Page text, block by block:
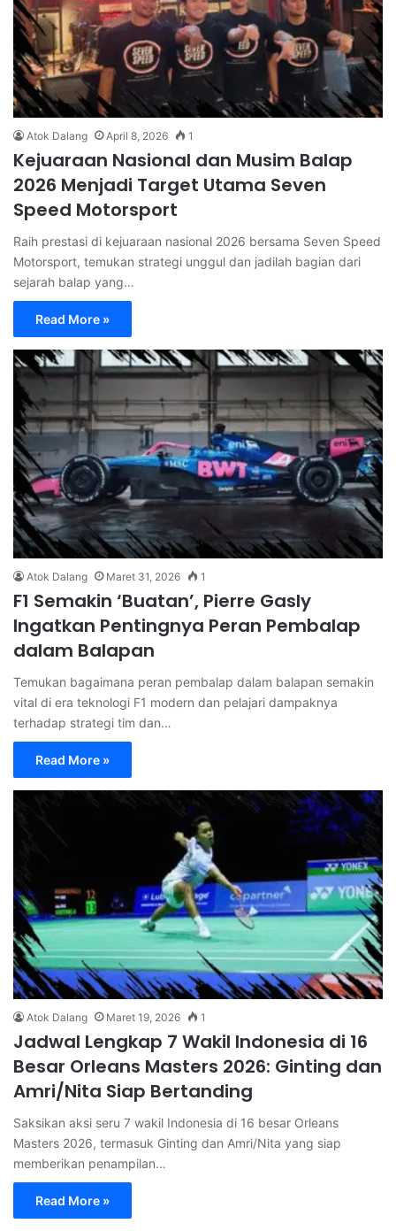
Atok Dalang April 8, 2026 1
Kejuaraan Nasional dan Musim Balap
2026 Menjadi Target Utama Seven
Speed Motorsport
Raih prestasi di kejuaraan nasional 2026 bersama Seven Speed
Motorsport, temukan strategi unggul dan jadilah bagian dari
sejarah balap yang…
Read More »
Atok Dalang Maret 31, 2026 1
F1 Semakin ‘Buatan’, Pierre Gasly
Ingatkan Pentingnya Peran Pembalap
dalam Balapan
Temukan bagaimana peran pembalap dalam balapan semakin
vital di era teknologi F1 modern dan pelajari dampaknya
terhadap strategi tim dan…
Read More »
Atok Dalang Maret 19, 2026 1
Jadwal Lengkap 7 Wakil Indonesia di 16
Besar Orleans Masters 2026: Ginting dan
Amri/Nita Siap Bertanding
Saksikan aksi seru 7 wakil Indonesia di 16 besar Orleans
Masters 2026, termasuk Ginting dan Amri/Nita yang siap
memberikan penampilan…
Read More »